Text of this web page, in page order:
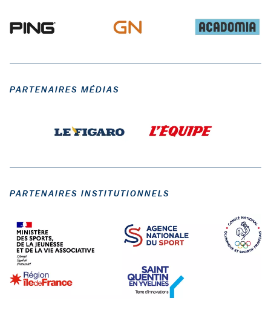
PARTENAIRES MÉDIAS
PARTENAIRES INSTITUTIONNELS